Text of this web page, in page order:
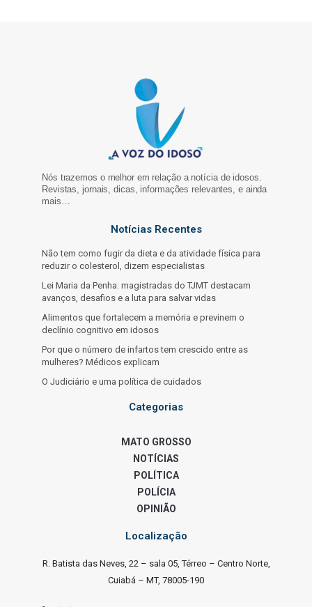
Nós trazemos o melhor em relação a notícia de idosos.
Revistas, jornais, dicas, informações relevantes, e ainda
mais…
Notícias Recentes
Não tem como fugir da dieta e da atividade física para
reduzir o colesterol, dizem especialistas
Lei Maria da Penha: magistradas do TJMT destacam
avanços, desafios e a luta para salvar vidas
Alimentos que fortalecem a memória e previnem o
declínio cognitivo em idosos
Por que o número de infartos tem crescido entre as
mulheres? Médicos explicam
O Judiciário e uma política de cuidados
Categorias
MATO GROSSO
NOTÍCIAS
POLÍTICA
POLÍCIA
OPINIÃO
Localização
R. Batista das Neves, 22 – sala 05, Térreo – Centro Norte,
Cuiabá – MT, 78005-190